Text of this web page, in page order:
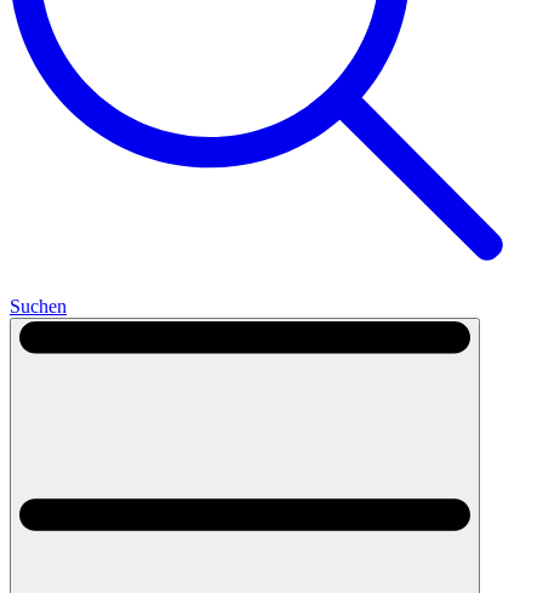
Suchen